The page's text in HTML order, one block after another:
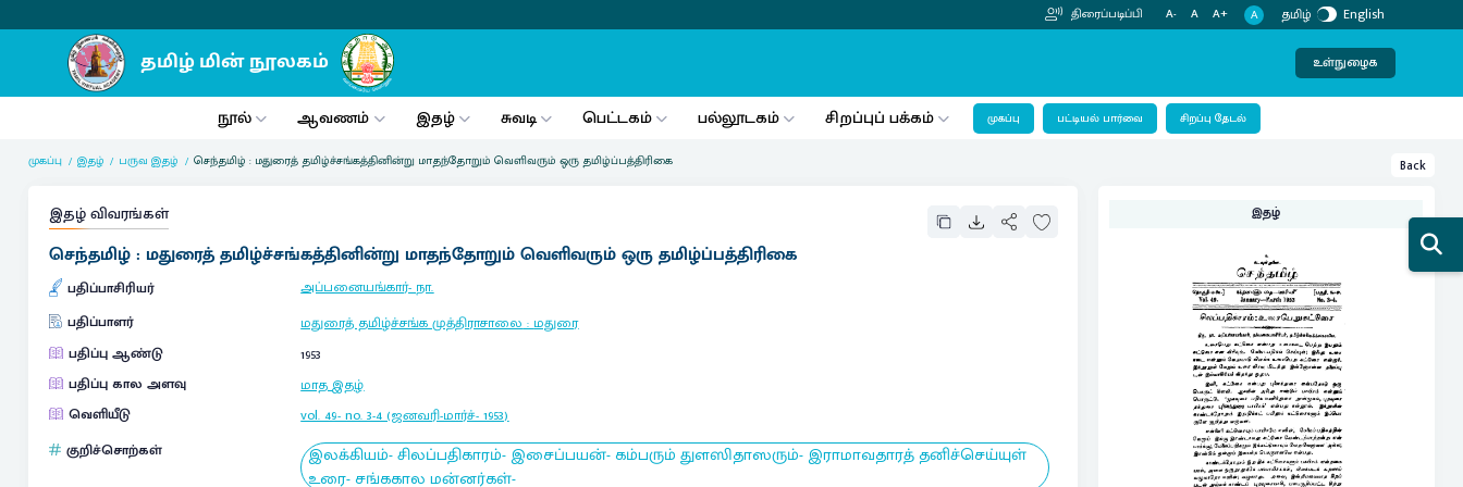
திரைப்படிப்பி A- A A+ A தமிழ் English
உள்நுழைக
நூல் ஆவணம் இதழ் சுவடி பெட்டகம் பல்லூடகம் சிறப்புப் பக்கம் முகப்பு பட்டியல் பார்வை சிறப்பு தேடல்
முகப்பு இதழ் பருவ இதழ் செந்தமிழ் : மதுரைத் தமிழ்ச்சங்கத்தினின்று மாதந்தோறும் வெளிவரும் ஒரு தமிழ்ப்பத்திரிகை Back
இதழ் விவரங்கள்
செந்தமிழ் : மதுரைத் தமிழ்ச்சங்கத்தினின்று மாதந்தோறும் வெளிவரும் ஒரு தமிழ்ப்பத்திரிகை
பதிப்பாசிரியர்
அப்பனையங்கார்- நா.
பதிப்பாளர்
மதுரைத் தமிழ்ச்சங்க முத்திராசாலை:மதுரை
பதிப்பு ஆண்டு
1953
பதிப்பு கால அளவு
மாத இதழ்
வெளியீடு
vol. 49- no. 3-4 (ஜனவரி-மார்ச்- 1953)
குறிச்சொற்கள்
இலக்கியம்- சிலப்பதிகாரம்- இசைப்பயன்- கம்பரும் துளஸிதாஸரும்- இராமாவதாரத் தனிச்செய்யுள்
உரை- சங்ககால மன்னர்கள்-
இதழ்